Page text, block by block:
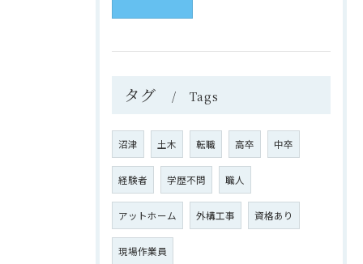
タグ Tags
沼津 土木 転職 高卒 中卒
経験者 学歴不問 職人
アットホーム 外構工事 資格あり
現場作業員